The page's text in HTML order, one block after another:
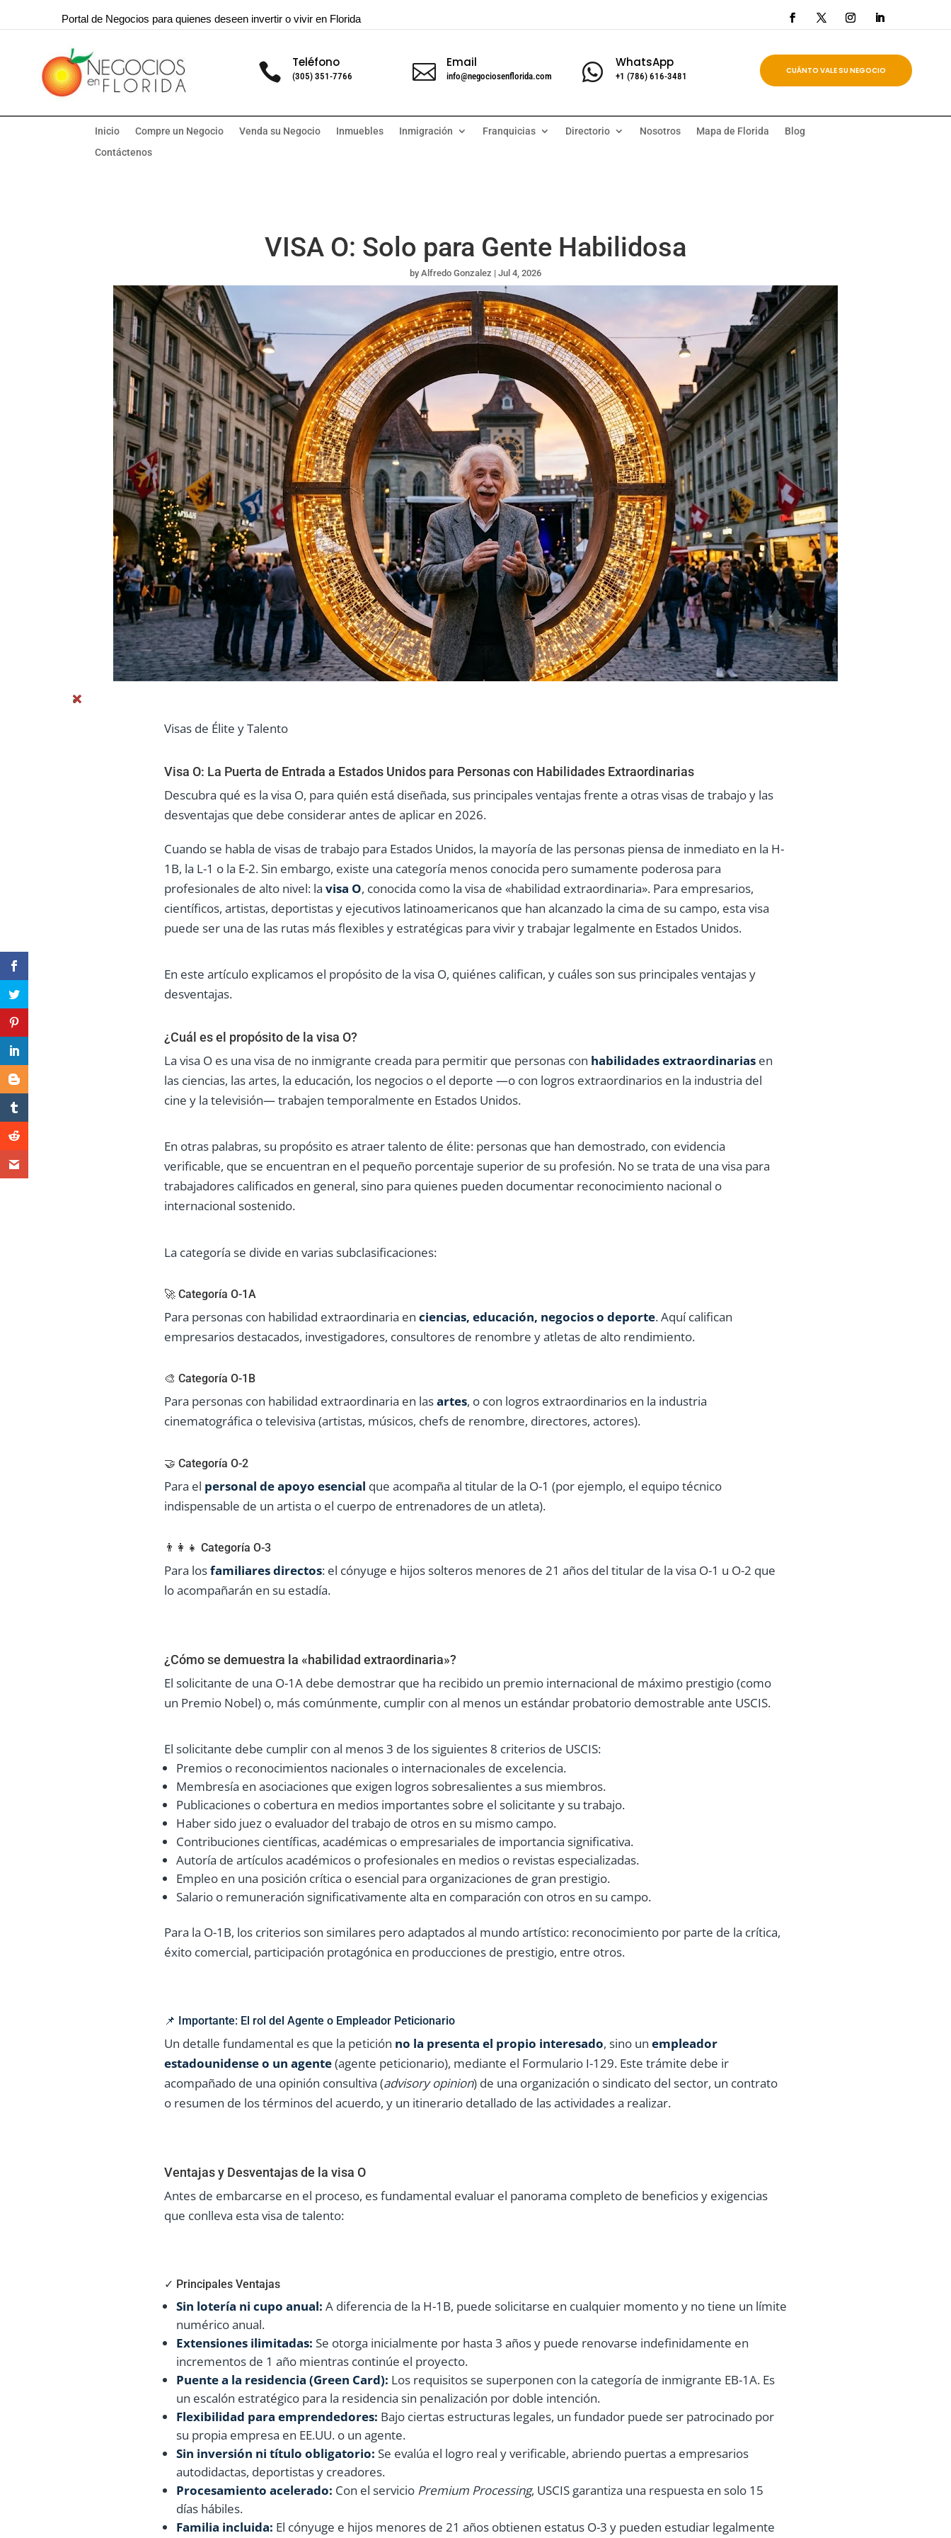
Portal de Negocios para quienes deseen invertir o vivir en Florida
 Teléfono
(305) 351-7766  Email
info@negociosenflorida.com  WhatsApp
+1 (786) 616-3481
CUÁNTO VALE SU NEGOCIO
Inicio Compre un Negocio Venda su Negocio Inmuebles Inmigración Franquicias Directorio Nosotros Mapa de Florida
Blog
Contáctenos
VISA O: Solo para Gente Habilidosa
by Alfredo Gonzalez | Jul 4, 2026
Visas de Élite y Talento
Visa O: La Puerta de Entrada a Estados Unidos para Personas con Habilidades Extraordinarias
Descubra qué es la visa O, para quién está diseñada, sus principales ventajas frente a otras visas de trabajo y las
desventajas que debe considerar antes de aplicar en 2026.
Cuando se habla de visas de trabajo para Estados Unidos, la mayoría de las personas piensa de inmediato en la H-
1B, la L-1 o la E-2. Sin embargo, existe una categoría menos conocida pero sumamente poderosa para
profesionales de alto nivel: la visa O, conocida como la visa de «habilidad extraordinaria». Para empresarios,
científicos, artistas, deportistas y ejecutivos latinoamericanos que han alcanzado la cima de su campo, esta visa
puede ser una de las rutas más flexibles y estratégicas para vivir y trabajar legalmente en Estados Unidos.
En este artículo explicamos el propósito de la visa O, quiénes califican, y cuáles son sus principales ventajas y
desventajas.
¿Cuál es el propósito de la visa O?
La visa O es una visa de no inmigrante creada para permitir que personas con habilidades extraordinarias en
las ciencias, las artes, la educación, los negocios o el deporte —o con logros extraordinarios en la industria del
cine y la televisión— trabajen temporalmente en Estados Unidos.
En otras palabras, su propósito es atraer talento de élite: personas que han demostrado, con evidencia
verificable, que se encuentran en el pequeño porcentaje superior de su profesión. No se trata de una visa para
trabajadores calificados en general, sino para quienes pueden documentar reconocimiento nacional o
internacional sostenido.
La categoría se divide en varias subclasificaciones:
🚀 Categoría O-1A
Para personas con habilidad extraordinaria en ciencias, educación, negocios o deporte. Aquí califican
empresarios destacados, investigadores, consultores de renombre y atletas de alto rendimiento.
🎨 Categoría O-1B
Para personas con habilidad extraordinaria en lasartes, o con logros extraordinarios en la industria
cinematográfica o televisiva (artistas, músicos, chefs de renombre, directores, actores).
🤝 Categoría O-2
Para el personal de apoyo esencial que acompaña al titular de la O-1 (por ejemplo, el equipo técnico
indispensable de un artista o el cuerpo de entrenadores de un atleta).
👨‍👩‍👧 Categoría O-3
Para losfamiliares directos: el cónyuge e hijos solteros menores de 21 años del titular de la visa O-1 u O-2 que
lo acompañarán en su estadía.
¿Cómo se demuestra la «habilidad extraordinaria»?
El solicitante de una O-1A debe demostrar que ha recibido un premio internacional de máximo prestigio (como
un Premio Nobel) o, más comúnmente, cumplir con al menos un estándar probatorio demostrable ante USCIS.
El solicitante debe cumplir con al menos 3 de los siguientes 8 criterios de USCIS:
Premios o reconocimientos nacionales o internacionales de excelencia.
Membresía en asociaciones que exigen logros sobresalientes a sus miembros.
Publicaciones o cobertura en medios importantes sobre el solicitante y su trabajo.
Haber sido juez o evaluador del trabajo de otros en su mismo campo.
Contribuciones científicas, académicas o empresariales de importancia significativa.
Autoría de artículos académicos o profesionales en medios o revistas especializadas.
Empleo en una posición crítica o esencial para organizaciones de gran prestigio.
Salario o remuneración significativamente alta en comparación con otros en su campo.
Para la O-1B, los criterios son similares pero adaptados al mundo artístico: reconocimiento por parte de la crítica,
éxito comercial, participación protagónica en producciones de prestigio, entre otros.
📌 Importante: El rol del Agente o Empleador Peticionario
Un detalle fundamental es que la petición no la presenta el propio interesado, sino un empleador
estadounidense o un agente(agente peticionario), mediante el Formulario I-129. Este trámite debe ir
acompañado de una opinión consultiva (advisory opinion) de una organización o sindicato del sector, un contrato
o resumen de los términos del acuerdo, y un itinerario detallado de las actividades a realizar.
Ventajas y Desventajas de la visa O
Antes de embarcarse en el proceso, es fundamental evaluar el panorama completo de beneficios y exigencias
que conlleva esta visa de talento:
✓ Principales Ventajas
Sin lotería ni cupo anual: A diferencia de la H-1B, puede solicitarse en cualquier momento y no tiene un límite
numérico anual.
Extensiones ilimitadas: Se otorga inicialmente por hasta 3 años y puede renovarse indefinidamente en
incrementos de 1 año mientras continúe el proyecto.
Puente a la residencia (Green Card): Los requisitos se superponen con la categoría de inmigrante EB-1A. Es
un escalón estratégico para la residencia sin penalización por doble intención.
Flexibilidad para emprendedores: Bajo ciertas estructuras legales, un fundador puede ser patrocinado por
su propia empresa en EE.UU. o un agente.
Sin inversión ni título obligatorio: Se evalúa el logro real y verificable, abriendo puertas a empresarios
autodidactas, deportistas y creadores.
Procesamiento acelerado: Con el servicio Premium Processing, USCIS garantiza una respuesta en solo 15
días hábiles.
Familia incluida: El cónyuge e hijos menores de 21 años obtienen estatus O-3 y pueden estudiar legalmente